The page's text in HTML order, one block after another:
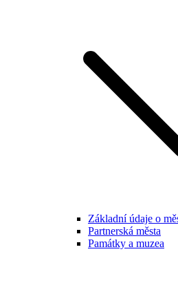
Základní údaje o
Partnerská města
Památky a muzea